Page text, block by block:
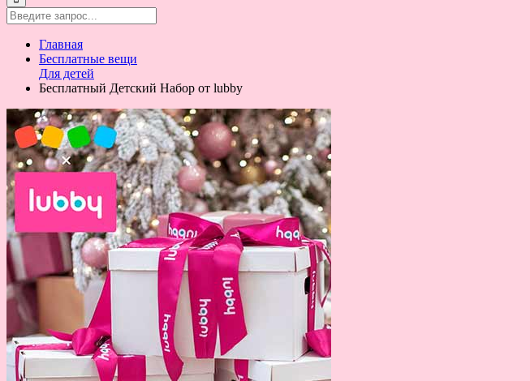
Главная
Бесплатные вещи
Для детей
Бесплатный Детский Набор от lubby